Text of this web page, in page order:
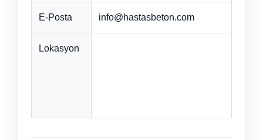
E-Posta info@hastasbeton.com
Lokasyon